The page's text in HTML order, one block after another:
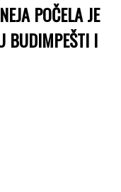
POČELA JE
BUDIMPEŠTI I